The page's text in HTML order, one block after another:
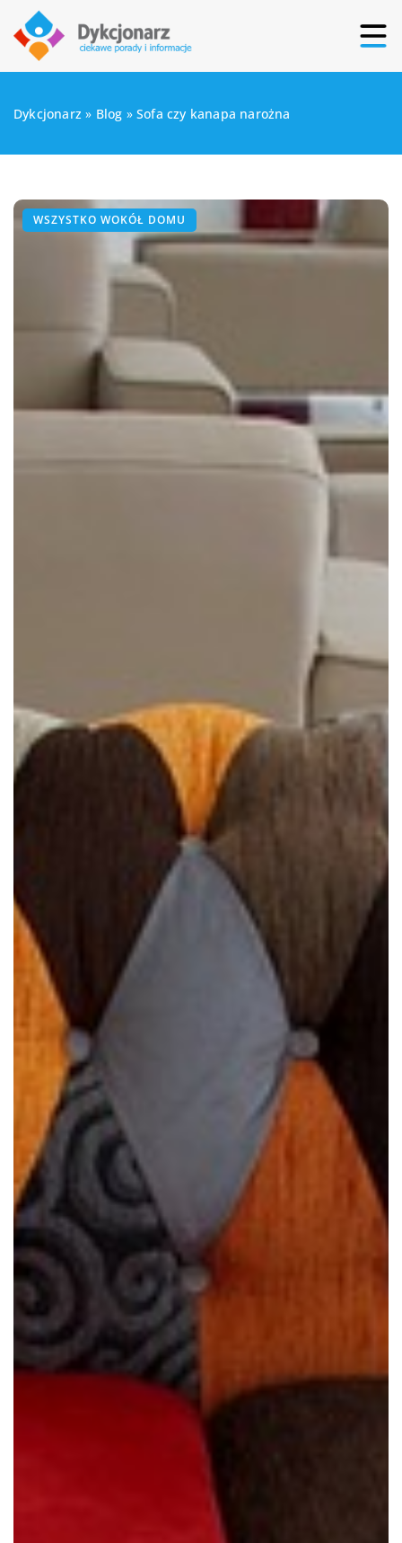
Dykcjonarz » Blog »Sofa czy kanapa narożna
WSZYSTKO WOKÓŁ DOMU